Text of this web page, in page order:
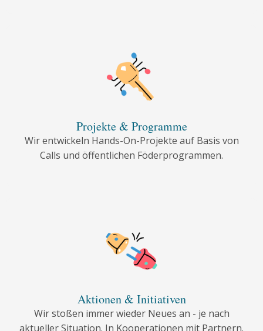
Projekte & Programme
Wir entwickeln Hands-On-Projekte auf Basis von
Calls und öffentlichen Föderprogrammen.
Aktionen & Initiativen
Wir stoßen immer wieder Neues an - je nach
aktueller Situation. In Kooperationen mit Partnern.